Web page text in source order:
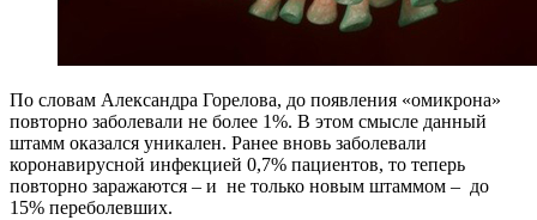
По словам Александра Горелова, до появления «омикрона»
повторно заболевали не более 1%. В этом смысле данный
штамм оказался уникален. Ранее вновь заболевали
коронавирусной инфекцией 0,7% пациентов, то теперь
повторно заражаются – и не только новым штаммом – до
15% переболевших.